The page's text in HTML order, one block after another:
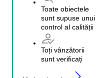
Toate obiectele
sunt supuse unui
control al calității
Toți vânzătorii
sunt verificați